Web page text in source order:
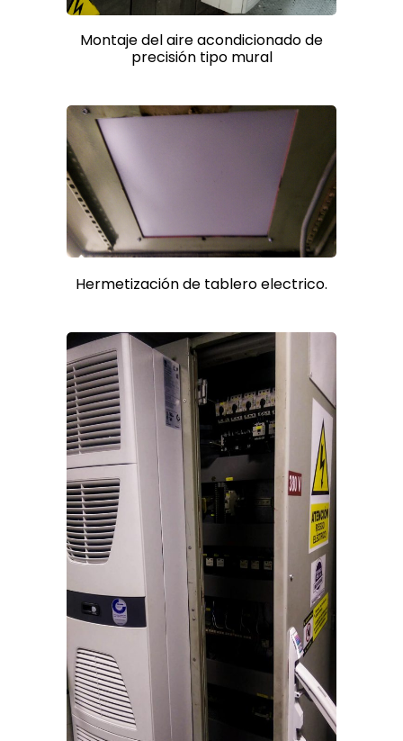
Montaje del aire acondicionado de
precisión tipo mural
Hermetización de tablero electrico.